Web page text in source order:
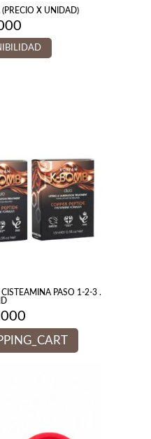
(PRECIO X UNIDAD)
PASO 1-2-3 .